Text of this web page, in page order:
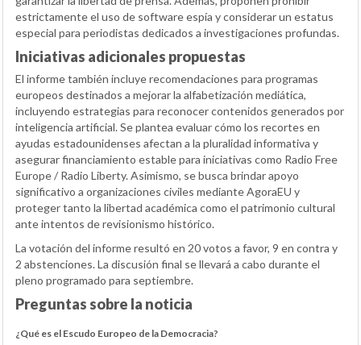
estrictamente el uso de software espía y considerar un estatus
especial para periodistas dedicados a investigaciones profundas.
Iniciativas adicionales propuestas
El informe también incluye recomendaciones para programas
europeos destinados a mejorar la alfabetización mediática,
incluyendo estrategias para reconocer contenidos generados por
inteligencia artificial. Se plantea evaluar cómo los recortes en
ayudas estadounidenses afectan a la pluralidad informativa y
asegurar financiamiento estable para iniciativas como Radio Free
Europe / Radio Liberty. Asimismo, se busca brindar apoyo
significativo a organizaciones civiles mediante AgoraEU y
proteger tanto la libertad académica como el patrimonio cultural
ante intentos de revisionismo histórico.
La votación del informe resultó en 20 votos a favor, 9 en contra y
2 abstenciones. La discusión final se llevará a cabo durante el
pleno programado para septiembre.
Preguntas sobre la noticia
¿Qué es el Escudo Europeo de la Democracia?